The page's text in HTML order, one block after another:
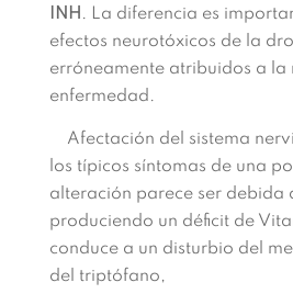
INH . La diferencia es impor
efectos neurotóxicos de la
erróneamente atribuidos a la
enfermedad.
Afectación del sistema
los típicos síntomas de una
alteración parece ser debida
produciendo un déficit de
conduce a un disturbio del
del triptófano,